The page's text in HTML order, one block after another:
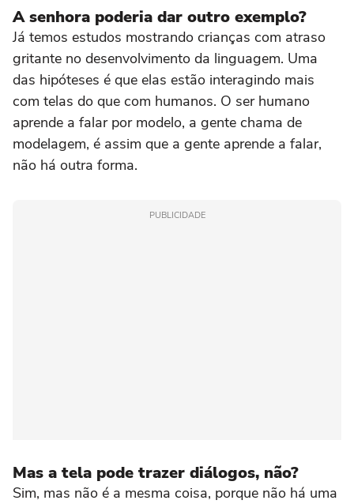
A senhora poderia dar outro exemplo?
Já temos estudos mostrando crianças com atraso
gritante no desenvolvimento da linguagem. Uma
das hipóteses é que elas estão interagindo mais
com telas do que com humanos. O ser humano
aprende a falar por modelo, a gente chama de
modelagem, é assim que a gente aprende a falar,
não há outra forma.
PUBLICIDADE
Mas a tela pode trazer diálogos, não?
Sim, mas não é a mesma coisa, porque não há uma